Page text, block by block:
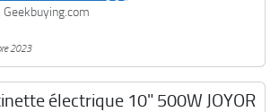
Geekbuying.com
2023
électrique 10" 500W JOYOR